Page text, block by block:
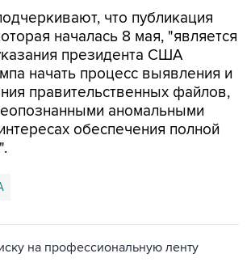
президента США
начать процесс выявления и
правительственных файлов,
аномальными
обеспечения полной
рассылку главных новостей сайта